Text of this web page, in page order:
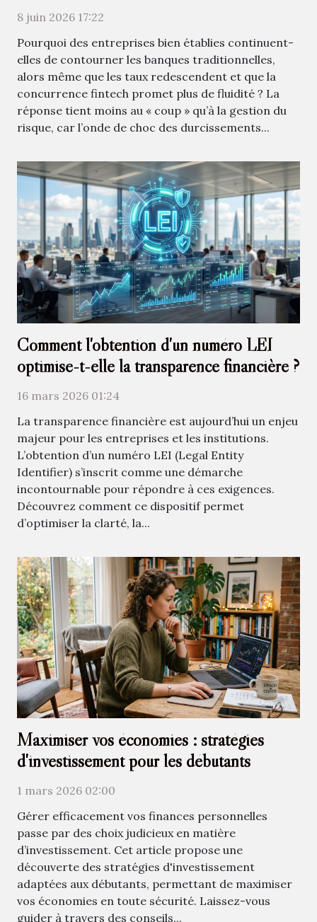
8 juin 2026 17:22
Pourquoi des entreprises bien établies continuent-
elles de contourner les banques traditionnelles,
alors même que les taux redescendent et que la
concurrence fintech promet plus de fluidité ? La
réponse tient moins au « coup » qu’à la gestion du
risque, car l’onde de choc des durcissements...
Comment l'obtention d'un numéro LEI
optimise-t-elle la transparence financière ?
16 mars 2026 01:24
La transparence financière est aujourd’hui un enjeu
majeur pour les entreprises et les institutions.
L’obtention d’un numéro LEI (Legal Entity
Identifier) s’inscrit comme une démarche
incontournable pour répondre à ces exigences.
Découvrez comment ce dispositif permet
d’optimiser la clarté, la...
Maximiser vos économies : stratégies
d'investissement pour les débutants
1 mars 2026 02:00
Gérer efficacement vos finances personnelles
passe par des choix judicieux en matière
d’investissement. Cet article propose une
découverte des stratégies d'investissement
adaptées aux débutants, permettant de maximiser
vos économies en toute sécurité. Laissez-vous
guider à travers des conseils...